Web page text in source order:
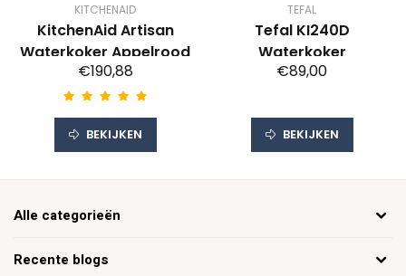
KITCHENAID
KitchenAid Artisan
Waterkoker Appelrood
€190,88
BEKIJKEN
TEFAL
Tefal KI240D
Waterkoker
€89,00
BEKIJKEN
Recente blogs
Alle categorieën